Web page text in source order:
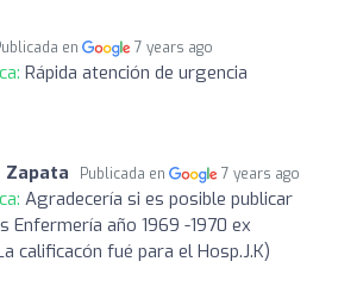
en 7 years ago
Rápida atención de urgencia
Zapata Publicada en 7 years ago
Agradecería si es posible publicar
Enfermería año 1969 -1970 ex
calificacón fué para el Hosp.J.K)